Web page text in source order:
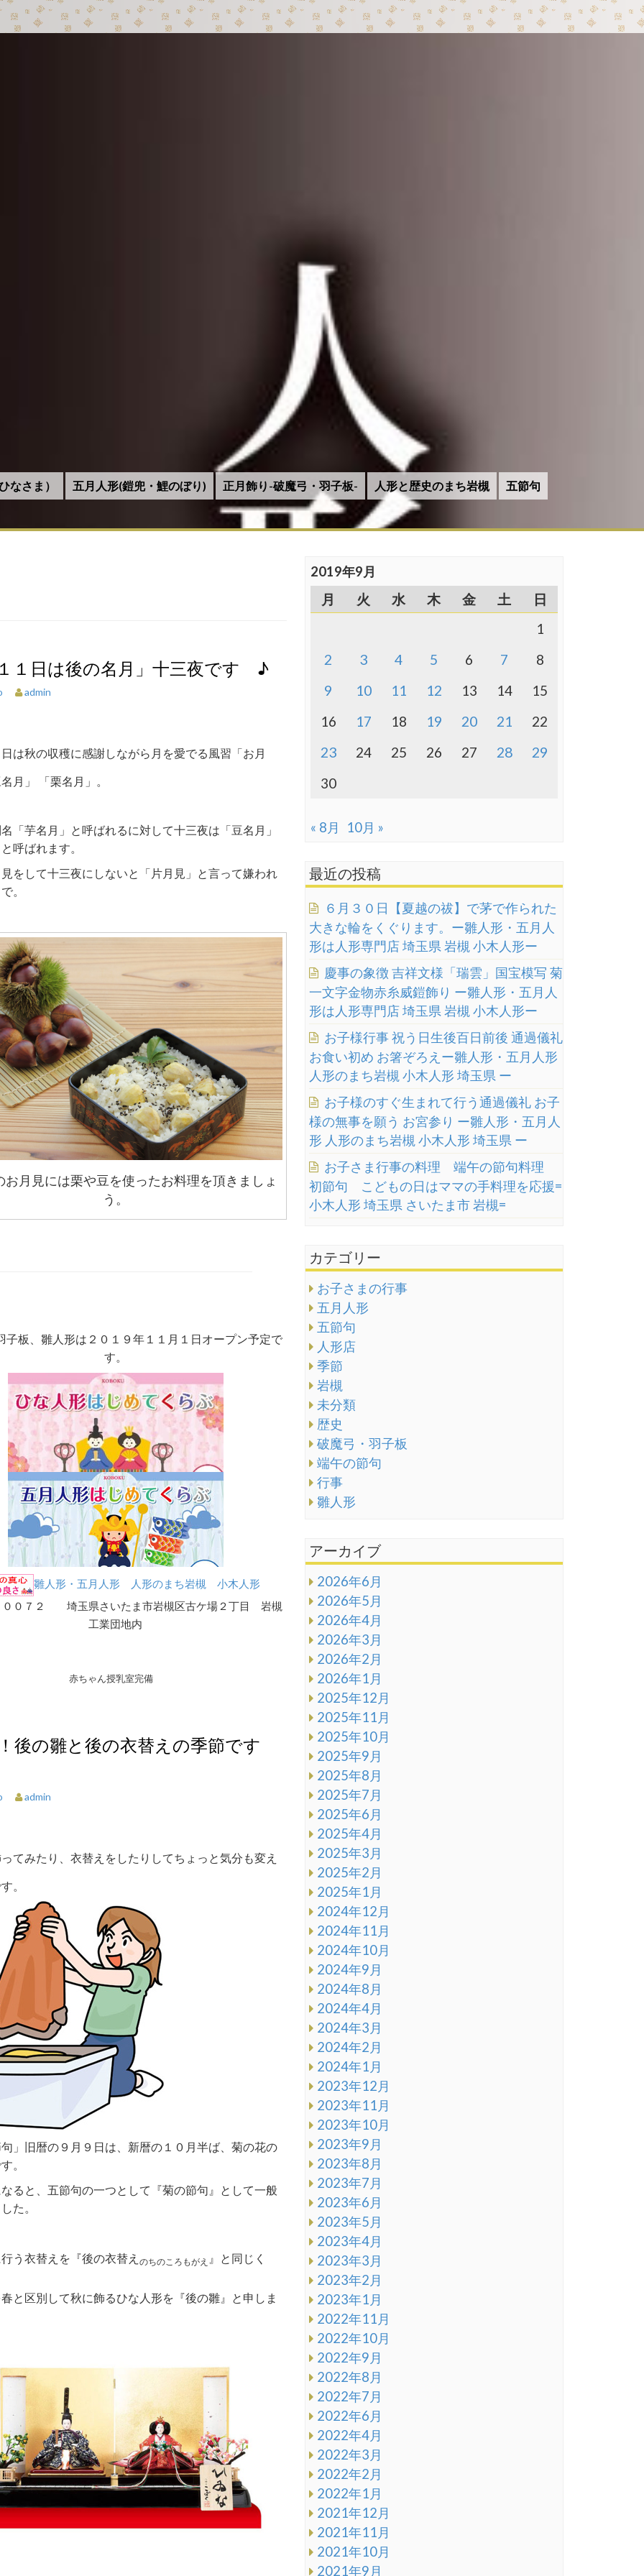
なさま） 五月人形(鎧兜・鯉のぼり) 正月飾り-破魔弓・羽子板- 人形と歴史のまち岩槻 五節句
１日は後の名月」十三夜です ♪
admin
は秋の収穫に感謝しながら月を愛でる風習「お月
月」 「栗名月」。
「芋名月」と呼ばれるに対して十三夜は「豆名月」
呼ばれます。
をして十三夜にしないと「片月見」と言って嫌われ
。
お月見には栗や豆を使ったお料理を頂きましょ
う。
子板、雛人形は２０１９年１１月１日オープン予定で
す。
雛人形・五月人形 人形のまち岩槻 小木人形
００７２ 埼玉県さいたま市岩槻区古ケ場２丁目 岩槻
工業団地内
赤ちゃん授乳室完備
後の雛と後の衣替えの季節です
admin
てみたり、衣替えをしたりしてちょっと気分も変え
。
」旧暦の９月９日は、新暦の１０月半ば、菊の花の
。
ると、五節句の一つとして『菊の節句』として一般
た。
う衣替えを『後の衣替え のちのころもがえ 』と同じく
と区別して秋に飾るひな人形を『後の雛』と申しま
2019年9月
月 火 水 木 金 土
日
1
2
3 4 5 6 7
8
9
10 11 12 13 14
15
16
17 18 19 20 21
22
23
24 25 26 27 28
29
30
« 8月 10月 »
最近の投稿
６月３０日【夏越の祓】で茅で作られた
大きな輪をくぐります。ー雛人形・五月人
形は人形専門店 埼玉県 岩槻 小木人形ー
慶事の象徴 吉祥文様「瑞雲」国宝模写 菊
一文字金物赤糸威鎧飾り ー雛人形・五月人
形は人形専門店 埼玉県 岩槻 小木人形ー
お子様行事 祝う日生後百日前後 通過儀礼
お食い初め お箸ぞろえー雛人形・五月人形
人形のまち岩槻 小木人形 埼玉県 ー
お子様のすぐ生まれて行う通過儀礼 お子
様の無事を願う お宮参り ー雛人形・五月人
形 人形のまち岩槻 小木人形 埼玉県 ー
お子さま行事の料理 端午の節句料理
初節句 こどもの日はママの手料理を応援=
小木人形 埼玉県 さいたま市 岩槻=
カテゴリー
お子さまの行事
五月人形
五節句
人形店
季節
岩槻
未分類
歴史
破魔弓・羽子板
端午の節句
行事
雛人形
アーカイブ
2026年6月
2026年5月
2026年4月
2026年3月
2026年2月
2026年1月
2025年12月
2025年11月
2025年10月
2025年9月
2025年8月
2025年7月
2025年6月
2025年4月
2025年3月
2025年2月
2025年1月
2024年12月
2024年11月
2024年10月
2024年9月
2024年8月
2024年4月
2024年3月
2024年2月
2024年1月
2023年12月
2023年11月
2023年10月
2023年9月
2023年8月
2023年7月
2023年6月
2023年5月
2023年4月
2023年3月
2023年2月
2023年1月
2022年11月
2022年10月
2022年9月
2022年8月
2022年7月
2022年6月
2022年4月
2022年3月
2022年2月
2022年1月
2021年12月
2021年11月
2021年10月
2021年9月